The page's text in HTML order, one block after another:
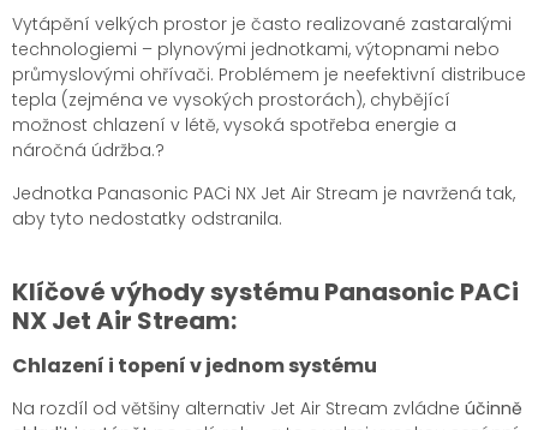
Vytápění velkých prostor je často realizované zastaralými
technologiemi – plynovými jednotkami, výtopnami nebo
průmyslovými ohřívači. Problémem je neefektivní distribuce
tepla (zejména ve vysokých prostorách), chybějící
možnost chlazení v létě, vysoká spotřeba energie a
náročná údržba.?
Jednotka Panasonic PACi NX Jet Air Stream je navržená tak,
aby tyto nedostatky odstranila.
Klíčové výhody systému Panasonic PACi
NX Jet Air Stream:
Chlazení i topení v jednom systému
Na rozdíl od většiny alternativ Jet Air Stream zvládne účinně